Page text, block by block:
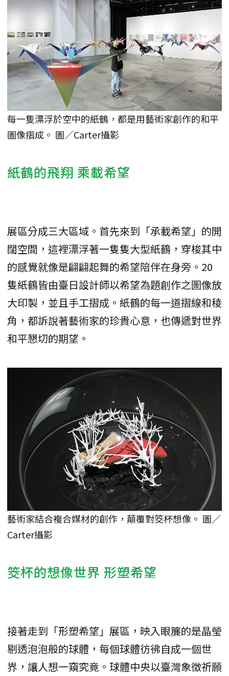
每一隻漂浮於空中的紙鶴，都是用藝術家創作的和平
圖像摺成。 圖／Carter攝影
紙鶴的飛翔 乘載希望
展區分成三大區域。首先來到「承載希望」的開
闊空間，這裡漂浮著一隻隻大型紙鶴，穿梭其中
的感覺就像是翩翩起舞的希望陪伴在身旁。20
隻紙鶴皆由臺日設計師以希望為題創作之圖像放
大印製，並且手工摺成。紙鶴的每一道摺線和稜
角，都訴說著藝術家的珍貴心意，也傳遞對世界
和平懇切的期望。
藝術家結合複合媒材的創作，顛覆對筊杯想像。 圖／
Carter攝影
筊杯的想像世界 形塑希望
接著走到「形塑希望」展區，映入眼簾的是晶瑩
剔透泡泡般的球體，每個球體彷彿自成一個世
界，讓人想一窺究竟。球體中央以臺灣象徵祈願